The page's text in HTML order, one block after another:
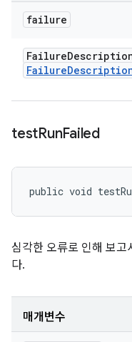
failure
Failure
Failure
testRunFailed
public void
심각한 오류로 인해 보고
다.
매개변수